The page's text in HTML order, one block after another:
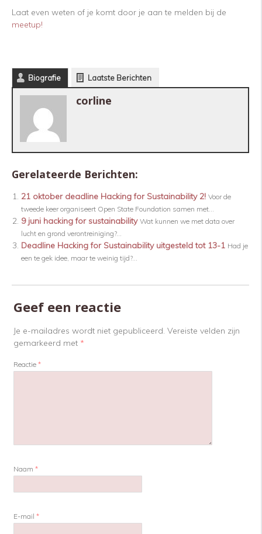
Laat even weten of je komt door je aan te melden bij de
meetup!
Biografie Laatste Berichten
corline
Gerelateerde Berichten:
21 oktober deadline Hacking for Sustainability 2! Voor de
tweede keer organiseert Open State Foundation samen met...
9 juni hacking for sustainability Wat kunnen we met data over
lucht en grond verontreiniging?...
Deadline Hacking for Sustainability uitgesteld tot 13-1 Had je
een te gek idee, maar te weinig tijd?...
Geef een reactie
Je e-mailadres wordt niet gepubliceerd. Vereiste velden zijn
gemarkeerd met *
Reactie *
Naam *
E-mail *